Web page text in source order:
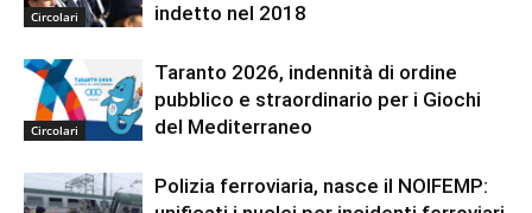
Circolari
indetto nel 2018
Circolari
Taranto 2026, indennità di ordine
pubblico e straordinario per i Giochi
del Mediterraneo
Polizia ferroviaria, nasce il NOIFEMP: